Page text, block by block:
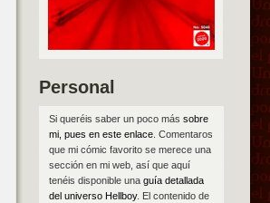
Personal
Si queréis saber un poco más sobre
mi, pues en este enlace. Comentaros
que mi cómic favorito se merece una
sección en mi web, así que aquí
tenéis disponible una guía detallada
del universo Hellboy. El contenido de